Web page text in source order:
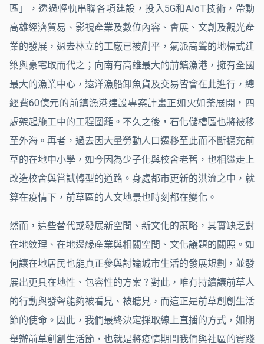
區」，透過輕軌串聯各項建設，投入5G和AIoT技術，帶動
高雄經濟貿易、影視產業及數位內容、會展、文創及觀光產
業的發展，過去林立的工廠已被剷平，氣派高聳的地標式建
築與豪宅取而代之；向南有高雄最大的前鎮漁港，擁有全國
最大的漁業中心，遠洋漁船卸魚貨及交易皆會在此進行，總
經費60億元的前鎮漁港建設專案計畫正如火如荼展開，四
處架起施工中的工程圍籬。不久之後，石化儲槽區也將被移
至外海。再者，過去因大量勞動人口遷移至此而不斷擴充前
草的在地中小學，如今因為少子化與校舍老舊，也相繼走上
改造校舍與嘗試轉型的道路。身處都市更新的洪流之中，就
算在疫情下，前草區的人文地景也時刻都在變化。
然而，這些替代或發展新空間、新文化的策略，其實缺乏對
在地紋理、在地邊緣産業與相關空間、文化議題的關照。如
何讓在地居民也能真正參與討論城市生活的發展規劃，並發
展出更具在地性、包容性的方案？對此，唯有持續讓前草人
的行動與發聲能夠被看見、被聽見，而這正是前草創創生活
節的使命。因此，我們最終決定採取線上直播的方式，如期
舉辦前草創創生活節，也就是將疫情期間我們與社區的實踐